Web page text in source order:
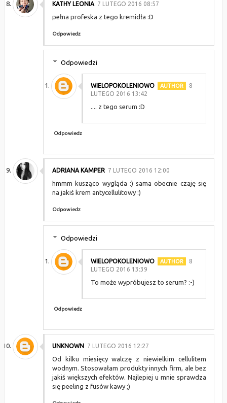
KATHY LEONIA 7 LUTEGO 2016 08:57
pełna profeska z tego kremidła :D
Odpowiedz
Odpowiedzi
WIELOPOKOLENIOWO
8
LUTEGO 2016 13:42
.... z tego serum :D
Odpowiedz
ADRIANA KAMPER 7 LUTEGO 2016 12:00
hmmm kusząco wygląda :) sama obecnie czaję się
na jakiś krem antycellulitowy :)
Odpowiedz
Odpowiedzi
WIELOPOKOLENIOWO
8
LUTEGO 2016 13:39
To może wypróbujesz to serum? :-)
Odpowiedz
UNKNOWN 7 LUTEGO 2016 12:27
Od kilku miesięcy walczę z niewielkim cellulitem
wodnym. Stosowałam produkty innych firm, ale bez
jakiś większych efektów. Najlepiej u mnie sprawdza
się peeling z fusów kawy ;)